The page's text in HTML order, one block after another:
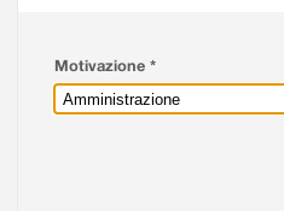
Motivazione *